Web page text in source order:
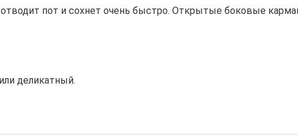
пот и сохнет очень быстро. Открытые боковые
деликатный.